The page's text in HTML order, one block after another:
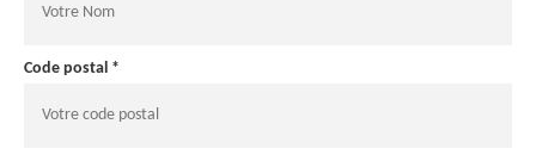
Code postal *